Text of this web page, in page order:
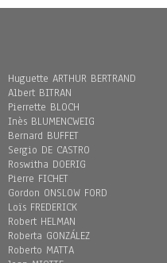
Huguette ARTHUR BERTRAND
Albert BITRAN
Pierrette BLOCH
Inès BLUMENCWEIG
Bernard BUFFET
Sergio DE CASTRO
Roswitha DOERIG
Pierre FICHET
Gordon ONSLOW FORD
Loïs FREDERICK
Robert HELMAN
Roberta GONZÁLEZ
Roberto MATTA